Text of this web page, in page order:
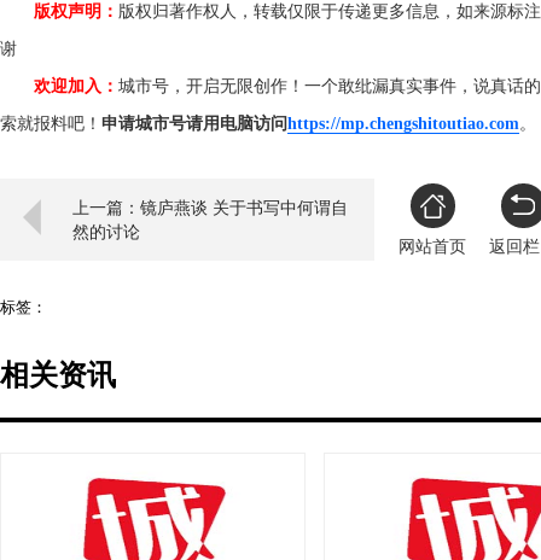
版权声明： 版权归著作权人，转载仅限于传递更多信息，如来源标
谢
欢迎加入： 城市号，开启无限创作！一个敢纰漏真实事件，说真话
索就报料吧！ 申请城市号请用电脑访问https://mp.chengshitoutiao.com
上一篇：镜庐燕谈 关于书写中何谓自
然的讨论
网站首页
返回
标签：
相关资讯